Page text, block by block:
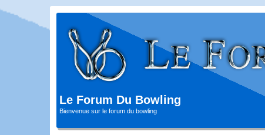
Le Forum Du Bowling
Bienvenue sur le forum du bowling